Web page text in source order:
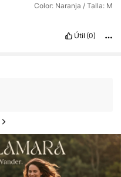
Color: Naranja / Talla: M
Útil (0)